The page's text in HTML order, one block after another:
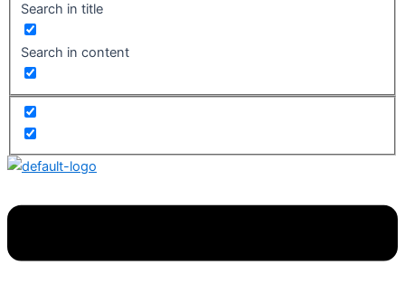
Search in title
Search in content